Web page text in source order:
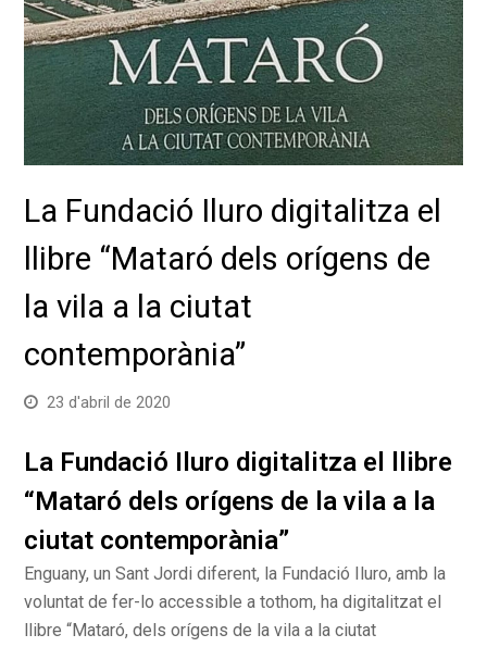
La Fundació Iluro digitalitza el
llibre “Mataró dels orígens de
la vila a la ciutat
contemporània”
23 d'abril de 2020
La Fundació Iluro digitalitza el llibre
“Mataró dels orígens de la vila a la
ciutat contemporània”
Enguany, un Sant Jordi diferent, la Fundació Iluro, amb la
voluntat de fer-lo accessible a tothom, ha digitalitzat el
llibre “Mataró, dels orígens de la vila a la ciutat